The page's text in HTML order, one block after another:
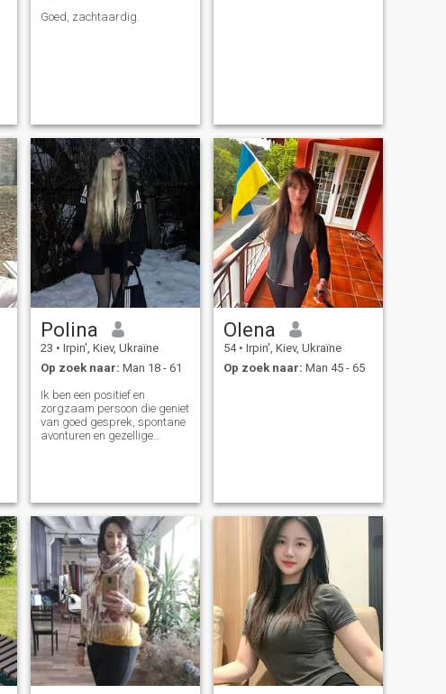
Goed, zachtaardig.
Polina
23 • Irpin', Kiev, Ukraïne
Op zoek naar: Man 18 - 61
Ik ben een positief en
zorgzaam persoon die geniet
van goed gesprek, spontane
avonturen en gezellige
Olena
54 • Irpin', Kiev, Ukraïne
Op zoek naar: Man 45 - 65